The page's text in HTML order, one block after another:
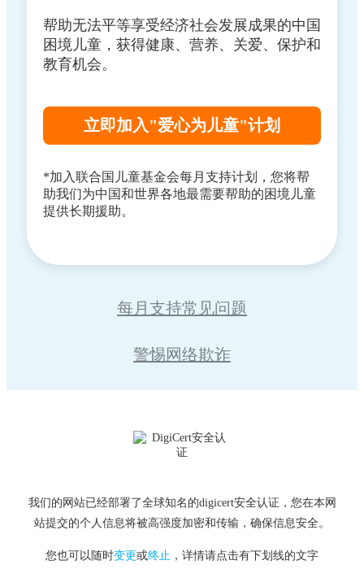
帮助无法平等享受经济社会发展成果的中国
困境儿童，获得健康、营养、关爱、保护和
教育机会。
立即加入"爱心为儿童"计划
*加入联合国儿童基金会每月支持计划，您将帮
助我们为中国和世界各地最需要帮助的困境儿童
提供长期援助。
每月支持常见问题
警惕网络欺诈
我们的网站已经部署了全球知名的digicert安全认证，您在本网
站提交的个人信息将被高强度加密和传输，确保信息安全。
您也可以随时变更或终止 ，详情请点击有下划线的文字